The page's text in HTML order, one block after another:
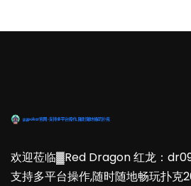
欢迎莅临▓Red Dragon 红龙：
支持多平台操作,随时随地畅玩扑克